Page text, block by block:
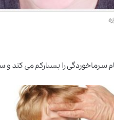
سرماخوردگی را بسیارکم می کند